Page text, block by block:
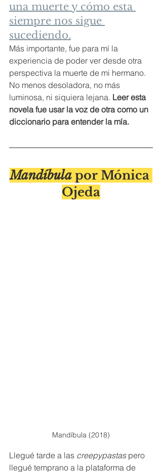
una muerte y cómo esta
siempre nos sigue
sucediendo.
Más importante, fue para mí la
experiencia de poder ver desde otra
perspectiva la muerte de mi hermano.
No menos desoladora, no más
luminosa, ni siquiera lejana. Leer esta
novela fue usar la voz de otra como un
diccionario para entender la mía.
Mandíbula por Mónica
Ojeda
Mandíbula (2018)
Llegué tarde a las creepypastas pero
llegué temprano a la plataforma de